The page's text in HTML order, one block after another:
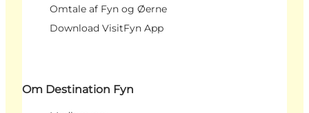
Omtale af Fyn og Øerne
Download VisitFyn App
Om Destination Fyn